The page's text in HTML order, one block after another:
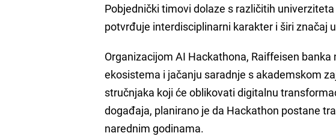
Pobjednički timovi dolaze s različitih
potvrđuje interdisciplinarni karakter i širi značaj
Organizacijom AI Hackathona, Raiffeisen
ekosistema i jačanju saradnje s akademskom
stručnjaka koji će oblikovati digitalnu
događaja, planirano je da Hackathon postane
narednim godinama.